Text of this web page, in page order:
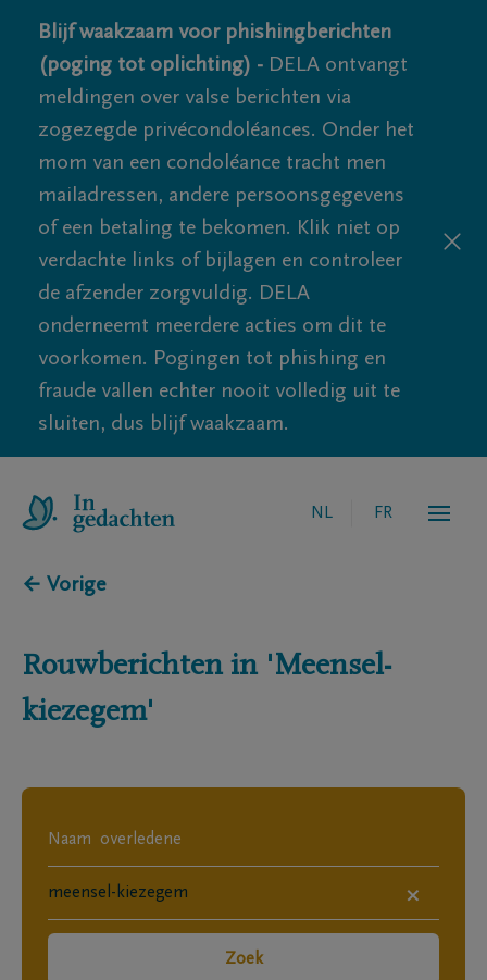
Blijf waakzaam voor phishingberichten
(poging tot oplichting) - DELA ontvangt
meldingen over valse berichten via
zogezegde privécondoléances. Onder het
mom van een condoléance tracht men
mailadressen, andere persoonsgegevens
of een betaling te bekomen. Klik niet op
verdachte links of bijlagen en controleer
de afzender zorgvuldig. DELA
onderneemt meerdere acties om dit te
voorkomen. Pogingen tot phishing en
fraude vallen echter nooit volledig uit te
sluiten, dus blijf waakzaam.
NL FR
← Vorige
Rouwberichten in 'Meensel-
kiezegem'
×
Zoek